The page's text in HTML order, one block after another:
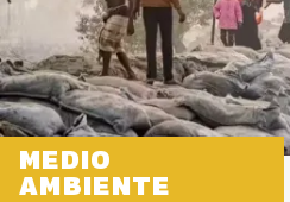
MEDIO
AMBIENTE